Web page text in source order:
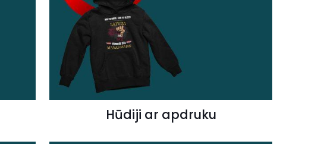
Hūdiji ar apdruku